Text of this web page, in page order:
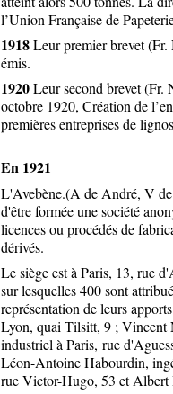
l’Union Française de
1918Leur premier brevet (Fr.
émis.
1920Leur second brevet (Fr.
octobre 1920, Création de
premières entreprises de
En 1921
L'Avebène.(A de André, V
d'être formée une société
licences ou procédés de
dérivés.
Le siège est à Paris, 13, rue
sur lesquelles 400 sont
représentation de leurs
Lyon, quai Tilsitt, 9 ; Vincent
industriel à Paris, rue
Léon-Antoine Habourdin,
rue Victor-Hugo, 53 et Albert